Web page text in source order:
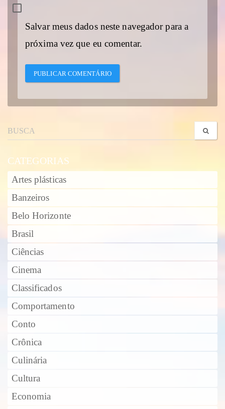
Salvar meus dados neste navegador para a
próxima vez que eu comentar.
CATEGORIAS
Artes plásticas
Banzeiros
Belo Horizonte
Brasil
Ciências
Cinema
Classificados
Comportamento
Conto
Crônica
Culinária
Cultura
Economia